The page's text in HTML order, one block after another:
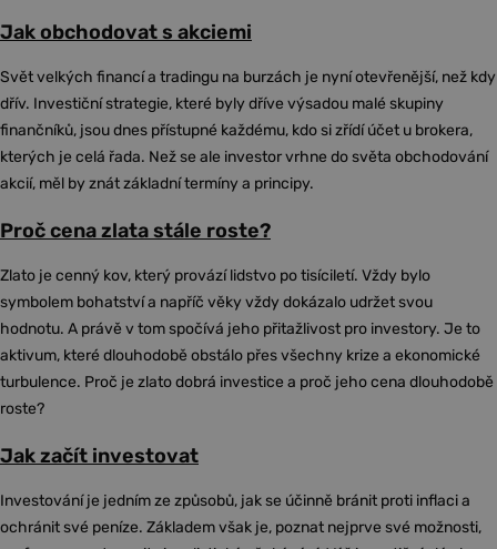
Jak obchodovat s akciemi
Svět velkých financí a tradingu na burzách je nyní otevřenější, než kdy
dřív. Investiční strategie, které byly dříve výsadou malé skupiny
finančníků, jsou dnes přístupné každému, kdo si zřídí účet u brokera,
kterých je celá řada. Než se ale investor vrhne do světa obchodování
akcií, měl by znát základní termíny a principy.
Proč cena zlata stále roste?
Zlato je cenný kov, který provází lidstvo po tisíciletí. Vždy bylo
symbolem bohatství a napříč věky vždy dokázalo udržet svou
hodnotu. A právě v tom spočívá jeho přitažlivost pro investory. Je to
aktivum, které dlouhodobě obstálo přes všechny krize a ekonomické
turbulence. Proč je zlato dobrá investice a proč jeho cena dlouhodobě
roste?
Jak začít investovat
Investování je jedním ze způsobů, jak se účinně bránit proti inflaci a
ochránit své peníze. Základem však je, poznat nejprve své možnosti,